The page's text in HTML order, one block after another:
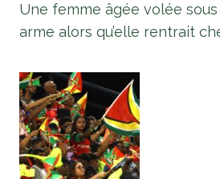
Une femme âgée volée sous
arme alors qu’elle rentrait